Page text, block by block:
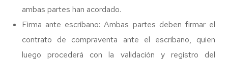
ambas partes han acordado.
Firma ante escribano: Ambas partes deben firmar el
contrato de compraventa ante el escribano, quien
luego procederá con la validación y registro del